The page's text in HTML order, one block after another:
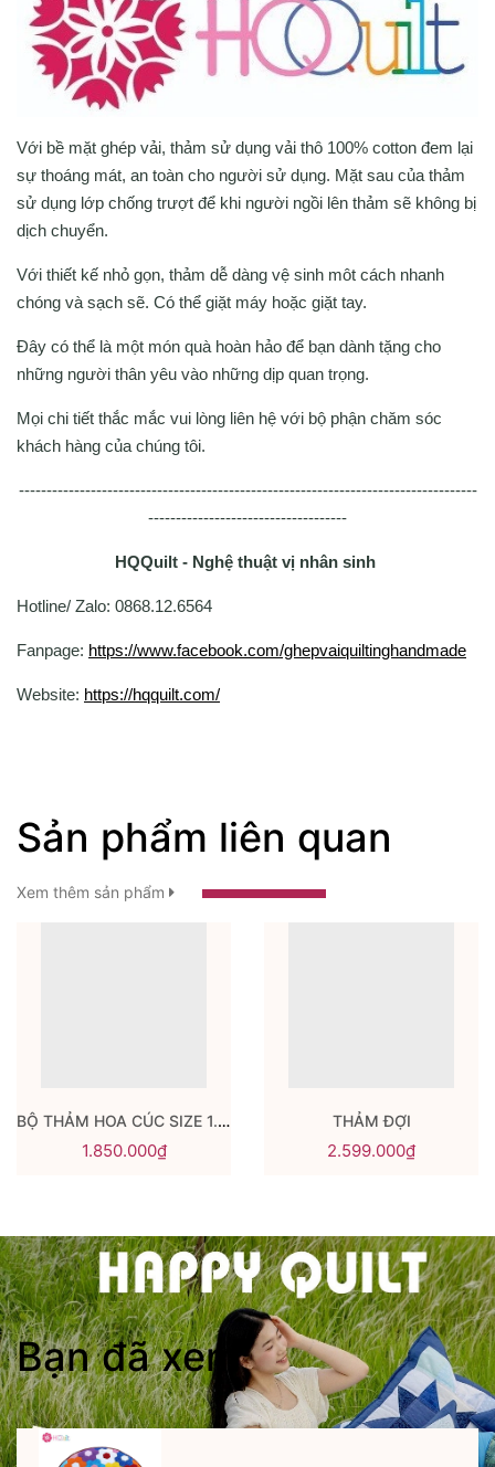
Với bề mặt ghép vải, thảm sử dụng vải thô 100% cotton đem lại
sự thoáng mát, an toàn cho người sử dụng. Mặt sau của thảm
sử dụng lớp chống trượt để khi người ngồi lên thảm sẽ không bị
dịch chuyển.
Với thiết kế nhỏ gọn, thảm dễ dàng vệ sinh môt cách nhanh
chóng và sạch sẽ. Có thể giặt máy hoặc giặt tay.
Đây có thể là một món quà hoàn hảo để bạn dành tặng cho
những người thân yêu vào những dịp quan trọng.
Mọi chi tiết thắc mắc vui lòng liên hệ với bộ phận chăm sóc
khách hàng của chúng tôi.
-----------------------------------------------------------------------------------
------------------------------------
HQQuilt - Nghệ thuật vị nhân sinh
Hotline/ Zalo: 0868.12.6564
Fanpage: https://www.facebook.com/ghepvaiquiltinghandmade
Website: https://hqquilt.com/
Sản phẩm liên quan
Xem thêm sản phẩm
BỘ THẢM HOA CÚC SIZE 1.5M
1.850.000₫
THẢM ĐỢI
2.599.000₫
Bạn đã xem